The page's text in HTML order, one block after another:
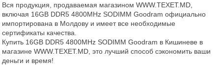
Вся продукция, продаваемая магазином WWW.TEXET.MD,
включая 16GB DDR5 4800MHz SODIMM Goodram официально
импортирована в Молдову и имеет все необходимые
сертификаты качества.
Купить 16GB DDR5 4800MHz SODIMM Goodram в Кишиневе в
магазине WWW.TEXET.MD, это лучший способ сэкономить ваши
деньги и время!